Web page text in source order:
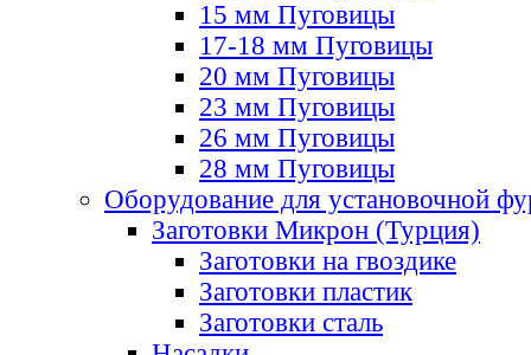
15 мм Пуговицы
17-18 мм Пуговицы
20 мм Пуговицы
23 мм Пуговицы
26 мм Пуговицы
28 мм Пуговицы
Оборудование для установочной
Заготовки Микрон (Турция)
Заготовки на гвоздике
Заготовки пластик
Заготовки сталь